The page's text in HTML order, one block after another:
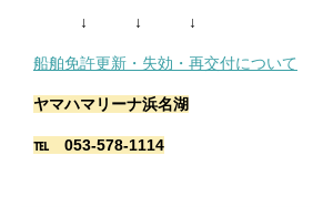
↓ ↓ ↓
船舶免許更新・失効・再交付について
ヤマハマリーナ浜名湖
℡ 053-578-1114